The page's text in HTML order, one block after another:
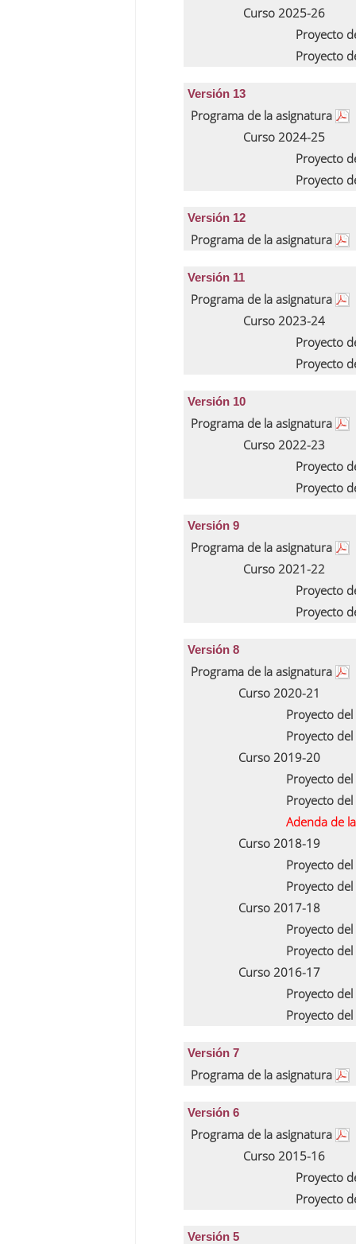
Curso 2025-26
Proyecto
Proyecto
Versión 13
Programa de la asignatura
Curso 2024-25
Proyecto
Proyecto
Versión 12
Programa de la asignatura
Versión 11
Programa de la asignatura
Curso 2023-24
Proyecto
Proyecto
Versión 10
Programa de la asignatura
Curso 2022-23
Proyecto
Proyecto
Versión 9
Programa de la asignatura
Curso 2021-22
Proyecto
Proyecto
Versión 8
Programa de la asignatura
Curso 2020-21
Proyecto
Proyecto
Curso 2019-20
Proyecto
Proyecto
Adenda de
Curso 2018-19
Proyecto
Proyecto
Curso 2017-18
Proyecto
Proyecto
Curso 2016-17
Proyecto
Proyecto
Versión 7
Programa de la asignatura
Versión 6
Programa de la asignatura
Curso 2015-16
Proyecto
Proyecto
Versión 5